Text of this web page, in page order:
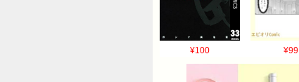
¥100 ¥99